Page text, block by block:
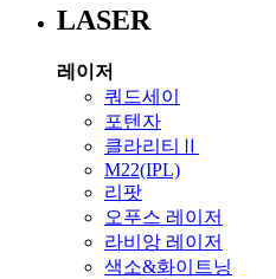
LASER
레이저
쿼드세이
포텐자
클라리티Ⅱ
M22(IPL)
리팟
오푸스 레이저
라비앙 레이저
색소&화이트닝